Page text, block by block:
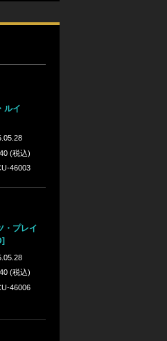
ルイ
(税込)
46003
・プレイ
(税込)
46006